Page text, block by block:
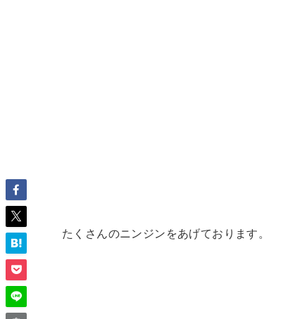
たくさんのニンジンをあげております。